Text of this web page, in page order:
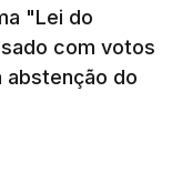
é
"Lei do
com votos
abstenção do